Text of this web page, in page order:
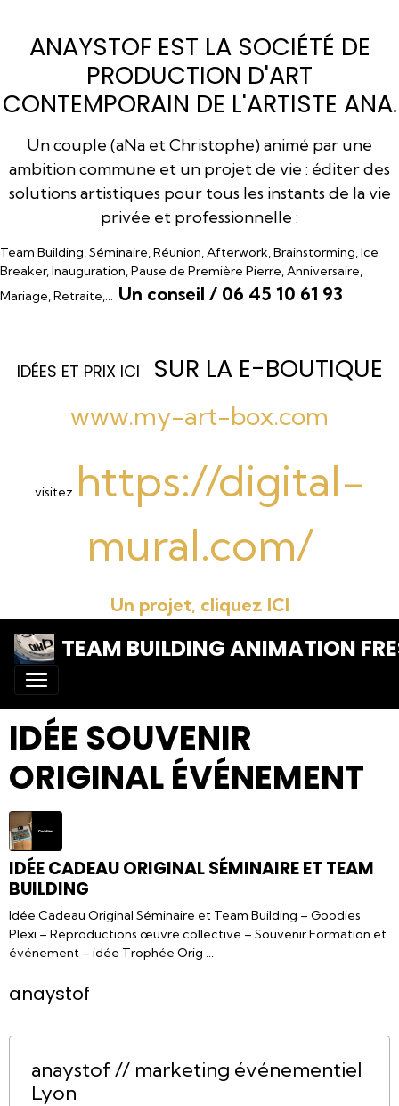
ANAYSTOF EST LA SOCIÉTÉ DE
PRODUCTION D'ART
CONTEMPORAIN DE L'ARTISTE ANA.
Un couple (aNa et Christophe) animé par une
ambition commune et un projet de vie : éditer des
solutions artistiques pour tous les instants de la vie
privée et professionnelle :
Team Building, Séminaire, Réunion, Afterwork, Brainstorming, Ice
Breaker, Inauguration, Pause de Première Pierre, Anniversaire,
Mariage, Retraite,… Un conseil / 06 45 10 61 93
IDÉES ET PRIX ICI SUR LA E-BOUTIQUE
www.my-art-box.com
visitez https://digital-
mural.com/
Un projet, cliquez ICI
TEAM BUILDING ANIMATION
IDÉE SOUVENIR
ORIGINAL ÉVÉNEMENT
IDÉE CADEAU ORIGINAL SÉMINAIRE ET TEAM
BUILDING
Idée Cadeau Original Séminaire et Team Building – Goodies
Plexi – Reproductions œuvre collective – Souvenir Formation et
événement – idée Trophée Orig ...
anaystof
anaystof // marketing événementiel
Lyon